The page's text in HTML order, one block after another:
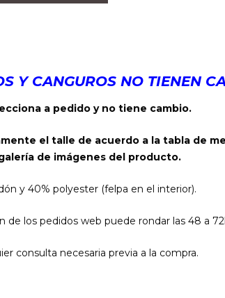
Y CANGUROS NO TIENEN
a pedido y no tiene cambio.
el talle de acuerdo a la tabla de
de imágenes del producto.
y 40% polyester (felpa en el interior).
de los pedidos web puede rondar las 48 a
consulta necesaria previa a la compra.